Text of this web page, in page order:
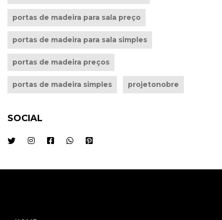
portas de madeira para sala preço
portas de madeira para sala simples
portas de madeira preços
portas de madeira simples projetonobre
SOCIAL